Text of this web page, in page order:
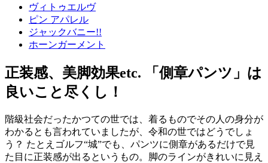
ヴィトゥエルヴ
ピン アパレル
ジャックバニー!!
ホーンガーメント
正装感、美脚効果etc. 「側章パンツ」は
良いこと尽くし！
階級社会だったかつての世では、着るものでその人の身分が
わかるとも言われていましたが、令和の世ではどうでしょ
う？ たとえゴルフ“城”でも、パンツに側章があるだけで見
た目に正装感が出るというもの。脚のラインがきれいに見え